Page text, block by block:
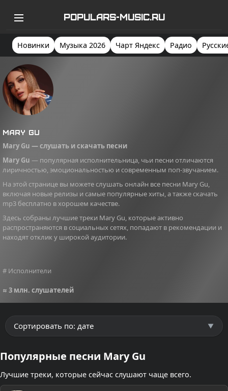
POPULARS-MUSIC.RU
Новинки Музыка 2026 Чарт Яндекс Радио
Mary Gu
Mary Gu — слушать и скачать песни
Mary Gu — популярная исполнительница, чьи песни отличаются
лиричностью, эмоциональностью и современным поп-звучанием.
На этой странице вы можете слушать онлайн все песни Mary Gu,
включая новые релизы и самые популярные хиты, а также скачать
mp3 бесплатно в хорошем качестве.
Здесь собраны лучшие треки Mary Gu, которые активно
распространяются в социальных сетях, попадают в рекомендации и
находят отклик у широкой аудитории.
# Исполнители
≈ 3 млн. слушателей
Популярные песни Mary Gu
Лучшие треки, которые сейчас слушают чаще всего.